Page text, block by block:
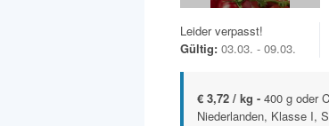
Leider verpasst!
Gültig: 03.03. - 09.03.
€ 3,72 / kg - 400 g oder
Niederlanden, Klasse I,